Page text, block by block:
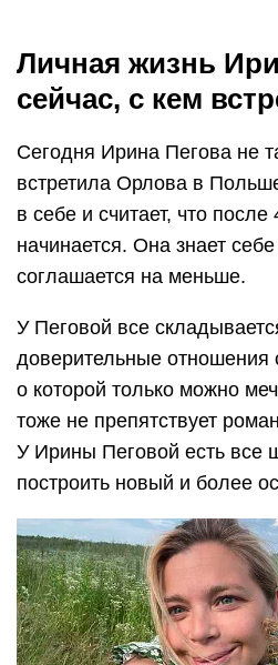
Личная жизнь
сейчас, с кем
Сегодня Ирина Пегова не
встретила Орлова в
в себе и считает, что после
начинается. Она знает
соглашается на меньше.
У Пеговой все
доверительные отношения
о которой только можно
тоже не препятствует
У Ирины Пеговой есть все
построить новый и более